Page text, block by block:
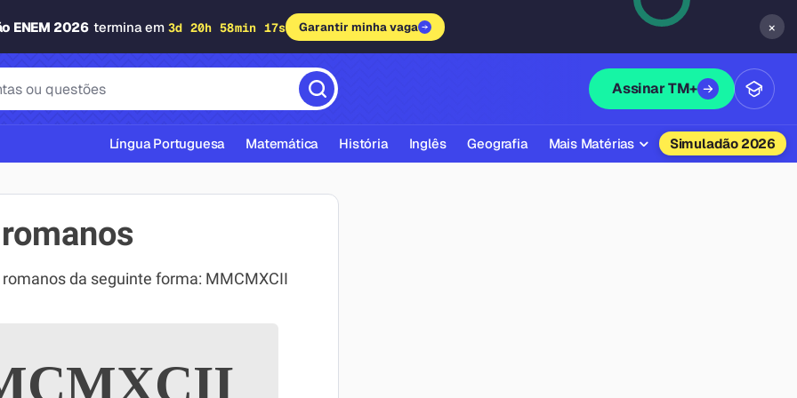
ENEM 2026 termina em 3d 20h 58min 16s Garantir minha vaga ×
Assinar TM+
ABNT
Língua Portuguesa Matemática História Inglês Geografia Mais Matérias Simuladão 2026
da seguinte forma: MMCMXCII